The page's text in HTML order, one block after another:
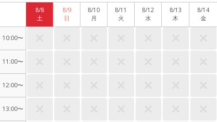
8/8
土
8/9
日
8/10
月
8/11
火
8/12
水
8/13
木
8/14
金
10:00〜
11:00〜
12:00〜
13:00〜